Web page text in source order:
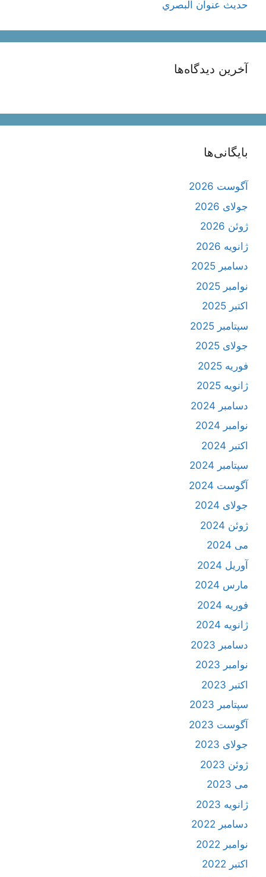
حديث عنوان البصري
آخرین دیدگاه‌ها
بایگانی‌ها
آگوست 2026
جولای 2026
ژوئن 2026
ژانویه 2026
دسامبر 2025
نوامبر 2025
اکتبر 2025
سپتامبر 2025
جولای 2025
فوریه 2025
ژانویه 2025
دسامبر 2024
نوامبر 2024
اکتبر 2024
سپتامبر 2024
آگوست 2024
جولای 2024
ژوئن 2024
می 2024
آوریل 2024
مارس 2024
فوریه 2024
ژانویه 2024
دسامبر 2023
نوامبر 2023
اکتبر 2023
سپتامبر 2023
آگوست 2023
جولای 2023
ژوئن 2023
می 2023
ژانویه 2023
دسامبر 2022
نوامبر 2022
اکتبر 2022